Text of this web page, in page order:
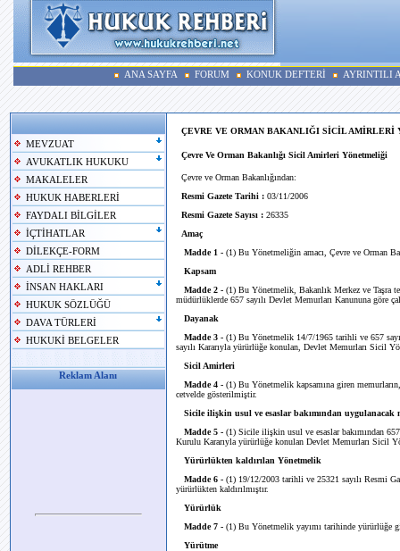
ANA SAYFA FORUM KONUK DEFTERİ AYRINTILI
MEVZUAT
AVUKATLIK HUKUKU
MAKALELER
HUKUK HABERLERİ
FAYDALI BİLGİLER
İÇTİHATLAR
DİLEKÇE-FORM
ADLİ REHBER
İNSAN HAKLARI
HUKUK SÖZLÜĞÜ
DAVA TÜRLERİ
HUKUKİ BELGELER
Reklam Alanı
ÇEVRE VE ORMAN BAKANLIĞI SİCİL AMİRLERİ
Çevre Ve Orman Bakanlığı Sicil Amirleri Yönetmeliği
Çevre ve Orman Bakanlığından:
Resmi Gazete Tarihi : 03/11/2006
Resmi Gazete Sayısı : 26335
Amaç
Madde 1 - (1) Bu Yönetmeliğin amacı, Çevre ve Orman
Kapsam
Madde 2 - (1) Bu Yönetmelik, Bakanlık Merkez ve Taşra
müdürlüklerde 657 sayılı Devlet Memurları Kanununa göre
Dayanak
Madde 3 - (1) Bu Yönetmelik 14/7/1965 tarihli ve 657
sayılı Kararıyla yürürlüğe konulan, Devlet Memurları Sicil
Sicil Amirleri
Madde 4 - (1) Bu Yönetmelik kapsamına giren
cetvelde gösterilmiştir.
Sicile ilişkin usul ve esaslar bakımından uygulanacak
Madde 5 - (1) Sicile ilişkin usul ve esaslar bakımından
Kurulu Kararıyla yürürlüğe konulan Devlet Memurları Sicil
Yürürlükten kaldırılan Yönetmelik
Madde 6 - (1) 19/12/2003 tarihli ve 25321 sayılı Resmi
yürürlükten kaldırılmıştır.
Yürürlük
Madde 7 - (1) Bu Yönetmelik yayımı tarihinde yürürlüğe
Yürütme